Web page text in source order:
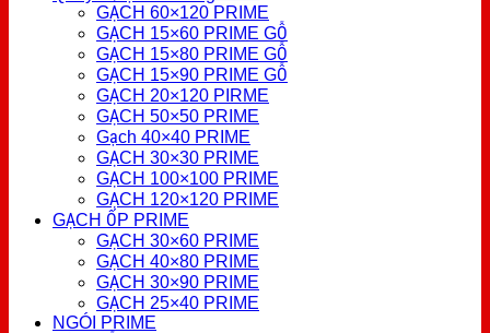
GẠCH 60×120 PRIME
GẠCH 15×60 PRIME GỖ
GẠCH 15×80 PRIME GỖ
GẠCH 15×90 PRIME GỖ
GẠCH 20×120 PIRME
GẠCH 50×50 PRIME
Gạch 40×40 PRIME
GẠCH 30×30 PRIME
GẠCH 100×100 PRIME
GẠCH 120×120 PRIME
GẠCH ỐP PRIME
GẠCH 30×60 PRIME
GẠCH 40×80 PRIME
GẠCH 30×90 PRIME
GẠCH 25×40 PRIME
NGÓI PRIME